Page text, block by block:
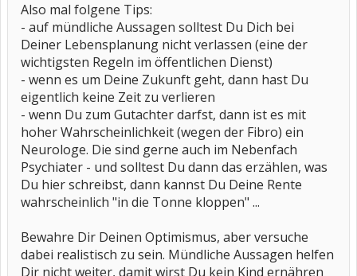
Also mal folgene Tips:
- auf mündliche Aussagen solltest Du Dich bei
Deiner Lebensplanung nicht verlassen (eine der
wichtigsten Regeln im öffentlichen Dienst)
- wenn es um Deine Zukunft geht, dann hast Du
eigentlich keine Zeit zu verlieren
- wenn Du zum Gutachter darfst, dann ist es mit
hoher Wahrscheinlichkeit (wegen der Fibro) ein
Neurologe. Die sind gerne auch im Nebenfach
Psychiater - und solltest Du dann das erzählen, was
Du hier schreibst, dann kannst Du Deine Rente
wahrscheinlich "in die Tonne kloppen" ...
Bewahre Dir Deinen Optimismus, aber versuche
dabei realistisch zu sein. Mündliche Aussagen helfen
Dir nicht weiter, damit wirst Du kein Kind ernähren